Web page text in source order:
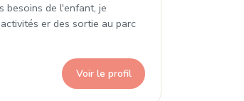
besoins de l'enfant, je
er des sortie au parc
Voir le profil